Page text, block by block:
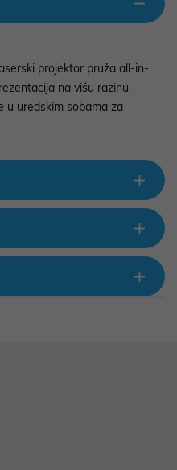
projektor pruža all-in-
na višu razinu.
u uredskim sobama za